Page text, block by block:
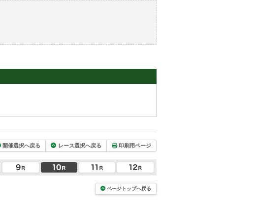
開催選択へ戻る レース選択へ戻る 印刷用ページ
ページトップへ戻る